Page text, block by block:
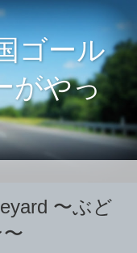
ゴール
がやっ
〜ぶど